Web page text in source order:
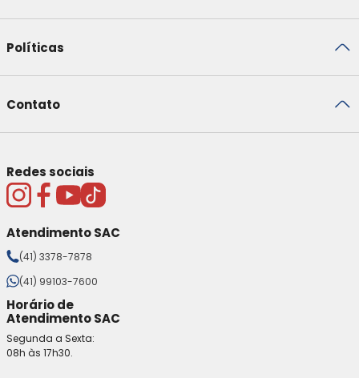
Políticas
Contato
Redes sociais
Atendimento SAC
(41) 3378-7878
(41) 99103-7600
Horário de
Atendimento SAC
Segunda a Sexta:
08h às 17h30.